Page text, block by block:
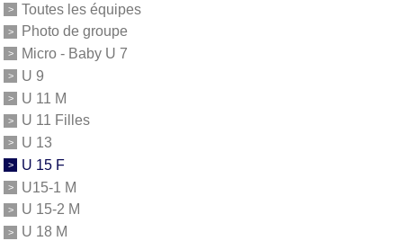
Toutes les équipes
Photo de groupe
Micro - Baby U 7
U 9
U 11 M
U 11 Filles
U 13
U 15 F
U15-1 M
U 15-2 M
U 18 M